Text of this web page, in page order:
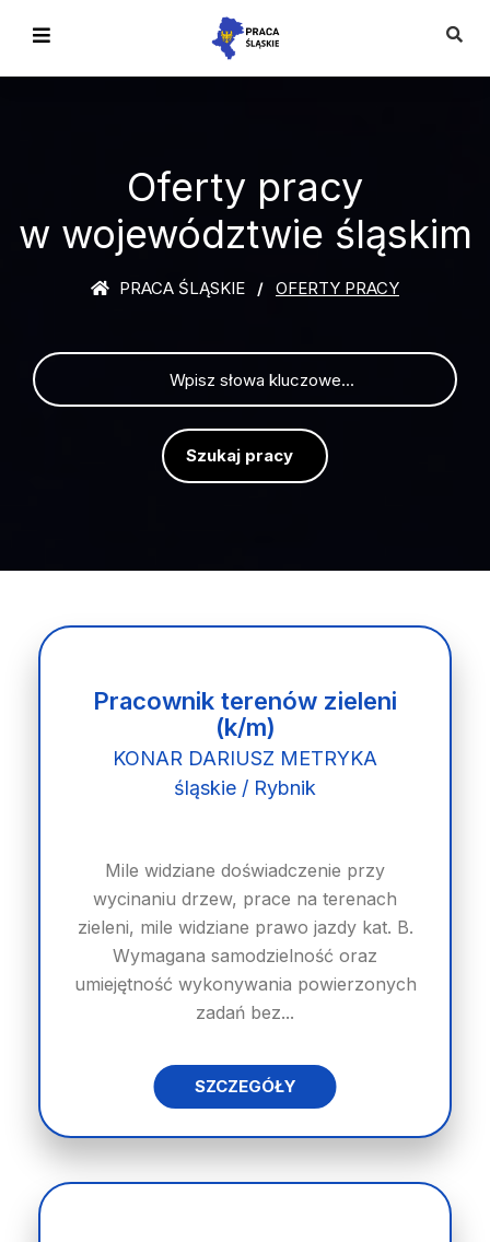
Oferty pracy
w województwie śląskim
PRACA ŚLĄSKIE OFERTY PRACY
Pracownik terenów zieleni
(k/m)
KONAR DARIUSZ METRYKA
śląskie / Rybnik
Mile widziane doświadczenie przy
wycinaniu drzew, prace na terenach
zieleni, mile widziane prawo jazdy kat. B.
Wymagana samodzielność oraz
umiejętność wykonywania powierzonych
zadań bez...
SZCZEGÓŁY